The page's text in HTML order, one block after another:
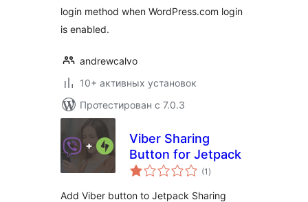
login method when WordPress.com login
is enabled.
andrewcalvo
10+ активных установок
Протестирован с 7.0.3
Viber Sharing
Button for Jetpack
(1 общий
рейтинг
)
Add Viber button to Jetpack Sharing